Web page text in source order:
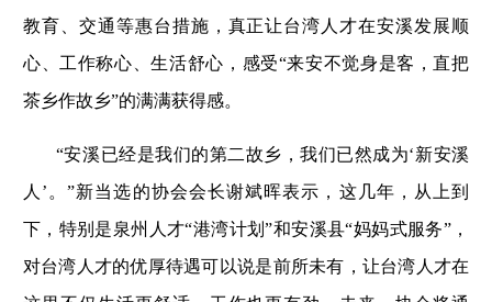
教育、交通等惠台措施，真正让台湾人才在安溪发展顺
心、工作称心、生活舒心，感受“来安不觉身是客，直把
茶乡作故乡”的满满获得感。
“安溪已经是我们的第二故乡，我们已然成为‘新安溪
人’。”新当选的协会会长谢斌晖表示，这几年，从上到
下，特别是泉州人才“港湾计划”和安溪县“妈妈式服务”，
对台湾人才的优厚待遇可以说是前所未有，让台湾人才在